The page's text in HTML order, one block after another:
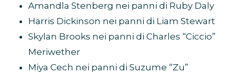
Amandla Stenberg nei panni di Ruby Daly
Harris Dickinson nei panni di Liam Stewart
Skylan Brooks nei panni di Charles “Ciccio”
Meriwether
Miya Cech nei panni di Suzume “Zu”